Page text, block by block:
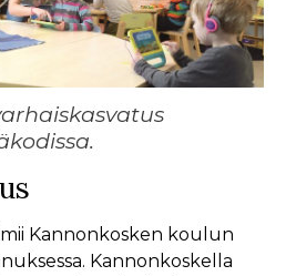
Kannonkosken koulun
Kannonkoskella